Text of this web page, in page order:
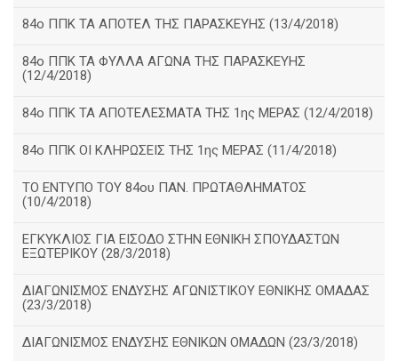
84ο ΠΠΚ ΤΑ ΑΠΟΤΕΛ ΤΗΣ ΠΑΡΑΣΚΕΥΗΣ (13/4/2018)
84ο ΠΠΚ ΤΑ ΦΥΛΛΑ ΑΓΩΝΑ ΤΗΣ ΠΑΡΑΣΚΕΥΗΣ
(12/4/2018)
84ο ΠΠΚ ΤΑ ΑΠΟΤΕΛΕΣΜΑΤΑ ΤΗΣ 1ης ΜΕΡΑΣ (12/4/2018)
84ο ΠΠΚ ΟΙ ΚΛΗΡΩΣΕΙΣ ΤΗΣ 1ης ΜΕΡΑΣ (11/4/2018)
ΤΟ ΕΝΤΥΠΟ ΤΟΥ 84ου ΠΑΝ. ΠΡΩΤΑΘΛΗΜΑΤΟΣ
(10/4/2018)
ΕΓΚΥΚΛΙΟΣ ΓΙΑ ΕΙΣΟΔΟ ΣΤΗΝ ΕΘΝΙΚΗ ΣΠΟΥΔΑΣΤΩΝ
ΕΞΩΤΕΡΙΚΟΥ (28/3/2018)
ΔΙΑΓΩΝΙΣΜΟΣ ΕΝΔΥΣΗΣ ΑΓΩΝΙΣΤΙΚΟΥ ΕΘΝΙΚΗΣ ΟΜΑΔΑΣ
(23/3/2018)
ΔΙΑΓΩΝΙΣΜΟΣ ΕΝΔΥΣΗΣ ΕΘΝΙΚΩΝ ΟΜΑΔΩΝ (23/3/2018)